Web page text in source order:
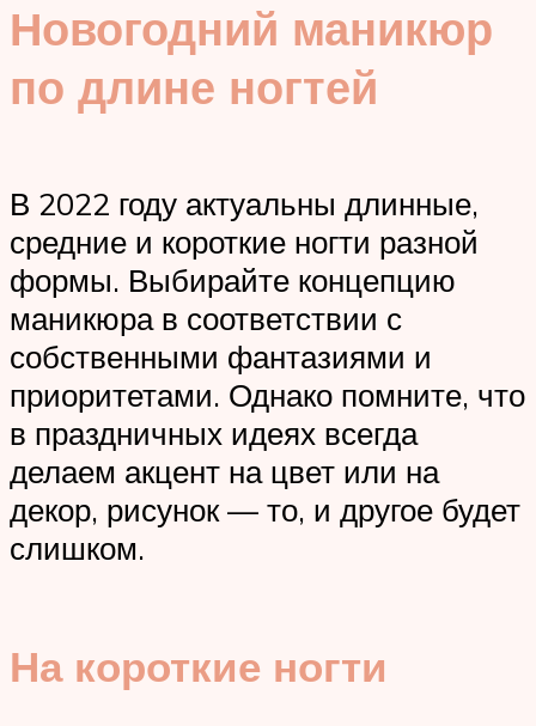
Новогодний маникюр
по длине ногтей
В 2022 году актуальны длинные,
средние и короткие ногти разной
формы. Выбирайте концепцию
маникюра в соответствии с
собственными фантазиями и
приоритетами. Однако помните, что
в праздничных идеях всегда
делаем акцент на цвет или на
декор, рисунок — то, и другое будет
слишком.
На короткие ногти